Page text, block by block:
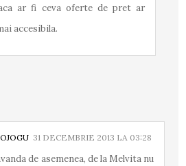
ar fi ceva oferte de pret ar
accesibila.
31 DECEMBRIE 2013 LA 03:28
de asemenea, de la Melvita nu